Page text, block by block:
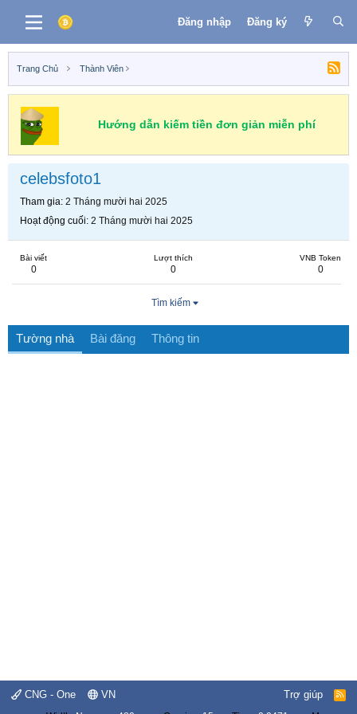
Đăng nhập Đăng ký
Trang Chủ Thành Viên
Hướng dẫn kiếm tiền đơn giản miễn phí
celebsfoto1
Tham gia 2 Tháng mười hai 2025
Hoạt động cuối 2 Tháng mười hai 2025
Bài viết
0
Lượt thích
0
VNB Token
0
Tìm kiếm
Tường nhà Bài đăng Thông tin
CNG - One VN Trợ giúp
R